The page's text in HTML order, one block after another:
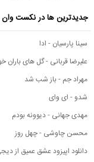
جدیدترین ها در نکست وان
سینا پارسیان - ادا
علیرضا قربانی - گل های باران
مهراد جم - باز شب شد
شدو - ای وای
مهدی جهانی - دیوونه بودم
محسن چاوشی - چهل روز
دانلود اپیزود عشق عمیق از